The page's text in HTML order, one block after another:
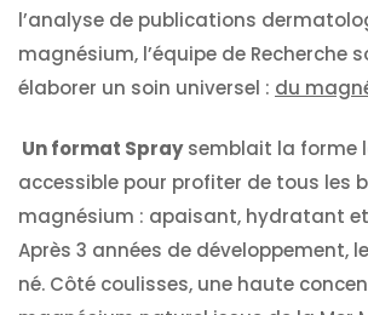
l’analyse de publications
magnésium, l’équipe de Recherche
élaborer un soin universel : du
Un format Spray semblait la forme
accessible pour profiter de tous les
magnésium : apaisant, hydratant
Après 3 années de développement,
né. Côté coulisses, une haute